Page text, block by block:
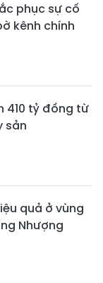
phục sự cố
kênh chính
410 tỷ đồng từ
sản
quả ở vùng
Nhượng